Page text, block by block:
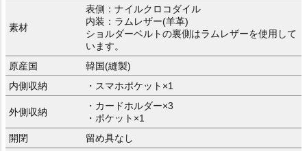
素材
表側：ナイルクロコダイル
内装：ラムレザー(羊革)
ショルダーベルトの裏側はラムレザーを使用して
います。
原産国
韓国(縫製)
内側収納
・スマホポケット×1
外側収納
・カードホルダー×3
・ポケット×1
開閉
留め具なし